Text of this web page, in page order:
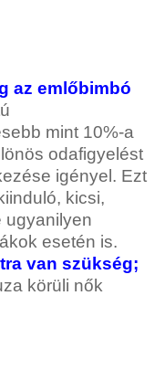
az emlőbimbó
mint 10%-a
odafigyelést
igényel. Ezt
kicsi,
ugyanilyen
esetén is.
van szükség;
körüli nők